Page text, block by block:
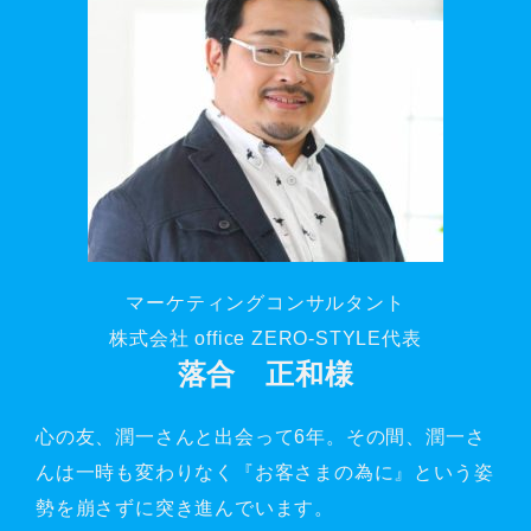
マーケティングコンサルタント
株式会社 office ZERO-STYLE代表
落合 正和様
心の友、潤一さんと出会って6年。その間、潤一さ
んは一時も変わりなく『お客さまの為に』という姿
勢を崩さずに突き進んでいます。